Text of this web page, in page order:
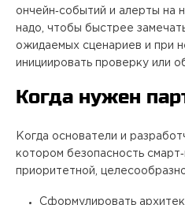
ончейн‑событий и алерты на
надо, чтобы быстрее
ожидаемых сценариев и при
инициировать проверку или
Когда нужен
Когда основатели и
котором безопасность
приоритетной,
Сформулировать